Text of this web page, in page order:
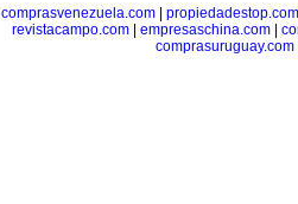
comprasvenezuela.com
propiedadestop.com
revistacampo.com
empresaschina.com
comprasuruguay.com